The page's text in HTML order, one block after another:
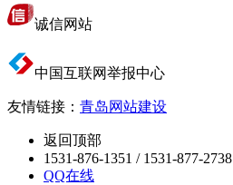
诚信网站
中国互联网举报中心
友情链接： 青岛网站建设
返回顶部
1531-876-1351 / 1531-877-2738
QQ在线